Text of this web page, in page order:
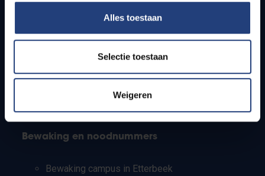
Alles toestaan
Selectie toestaan
Weigeren
Studenten
PhD-studenten
Leerkrachten en secundaire scholen
Bewaking en noodnummers
Bewaking campus in Etterbeek